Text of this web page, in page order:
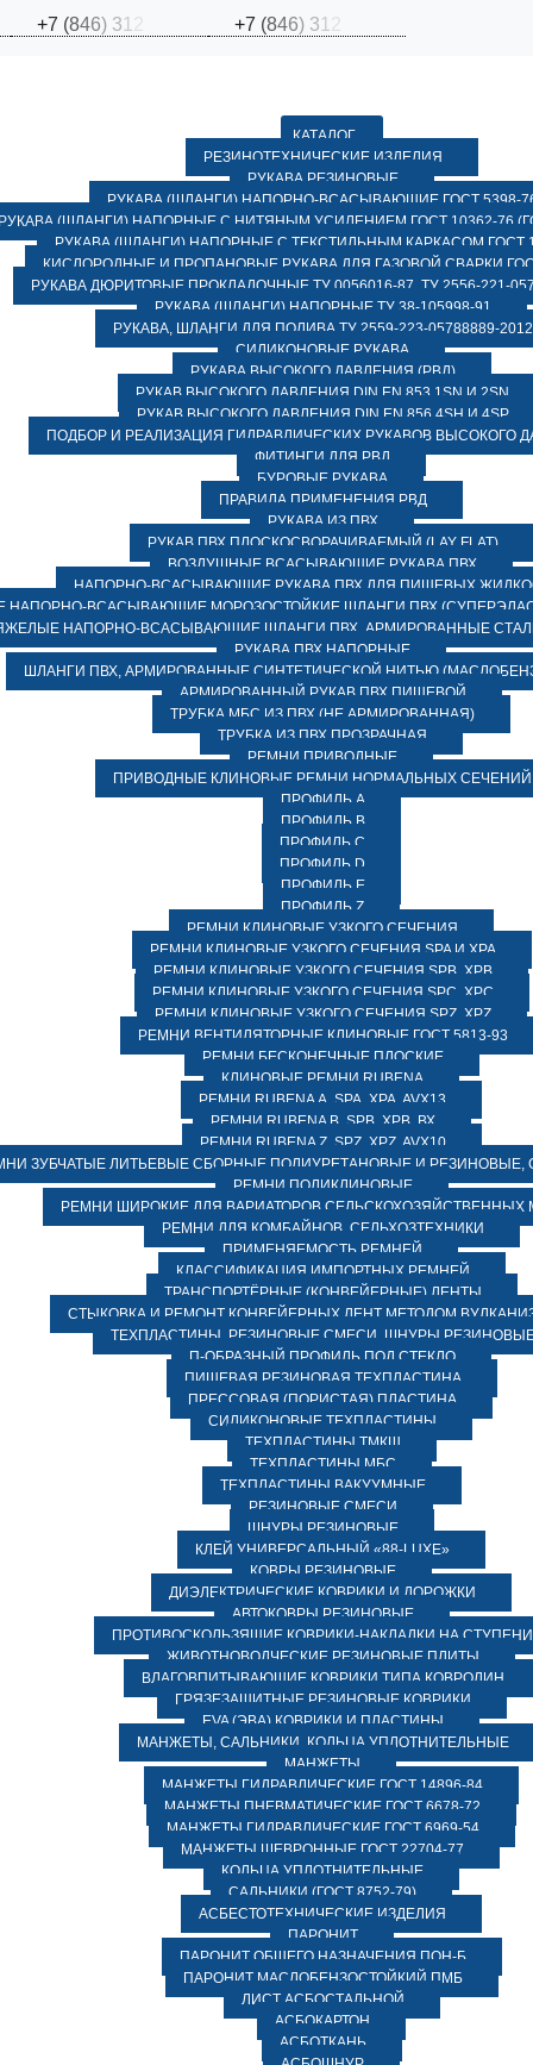
+7 (846) 31 +7 (846) 31
КАТАЛОГ
РЕЗИНОТЕХНИЧЕСКИЕ ИЗДЕЛИЯ
РУКАВА РЕЗИНОВЫЕ
РУКАВА (ШЛАНГИ) НАПОРНО-ВСАСЫВАЮЩИЕ ГОСТ 5398-
(ШЛАНГИ) НАПОРНЫЕ С НИТЯНЫМ УСИЛЕНИЕМ ГОСТ 10362-76
РУКАВА (ШЛАНГИ) НАПОРНЫЕ С ТЕКСТИЛЬНЫМ КАРКАСОМ ГОСТ
КИСЛОРОДНЫЕ И ПРОПАНОВЫЕ РУКАВА ДЛЯ ГАЗОВОЙ СВАРКИ
РУКАВА ДЮРИТОВЫЕ ПРОКЛАДОЧНЫЕ ТУ 0056016-87, ТУ 2556-221-
РУКАВА (ШЛАНГИ) НАПОРНЫЕ ТУ 38-105998-91
РУКАВА, ШЛАНГИ ДЛЯ ПОЛИВА ТУ 2559-223-05788889-2012
СИЛИКОНОВЫЕ РУКАВА
РУКАВА ВЫСОКОГО ДАВЛЕНИЯ (РВД)
РУКАВ ВЫСОКОГО ДАВЛЕНИЯ DIN EN 853 1SN И 2SN
РУКАВ ВЫСОКОГО ДАВЛЕНИЯ DIN EN 856 4SH И 4SP
ПОДБОР И РЕАЛИЗАЦИЯ ГИДРАВЛИЧЕСКИХ РУКАВОВ ВЫСОКОГО
ФИТИНГИ ДЛЯ РВД
БУРОВЫЕ РУКАВА
ПРАВИЛА ПРИМЕНЕНИЯ РВД
РУКАВА ИЗ ПВХ
РУКАВ ПВХ ПЛОСКОСВОРАЧИВАЕМЫЙ (LAY FLAT)
ВОЗДУШНЫЕ ВСАСЫВАЮЩИЕ РУКАВА ПВХ
НАПОРНО-ВСАСЫВАЮЩИЕ РУКАВА ПВХ ДЛЯ ПИЩЕВЫХ
НАПОРНО-ВСАСЫВАЮЩИЕ МОРОЗОСТОЙКИЕ ШЛАНГИ ПВХ
НАПОРНО-ВСАСЫВАЮЩИЕ ШЛАНГИ ПВХ, АРМИРОВАННЫЕ
РУКАВА ПВХ НАПОРНЫЕ
ШЛАНГИ ПВХ, АРМИРОВАННЫЕ СИНТЕТИЧЕСКОЙ НИТЬЮ
АРМИРОВАННЫЙ РУКАВ ПВХ ПИЩЕВОЙ
ТРУБКА МБС ИЗ ПВХ (НЕ АРМИРОВАННАЯ)
ТРУБКА ИЗ ПВХ ПРОЗРАЧНАЯ
РЕМНИ ПРИВОДНЫЕ
ПРИВОДНЫЕ КЛИНОВЫЕ РЕМНИ НОРМАЛЬНЫХ СЕЧЕНИЙ
ПРОФИЛЬ A
ПРОФИЛЬ B
ПРОФИЛЬ C
ПРОФИЛЬ D
ПРОФИЛЬ E
ПРОФИЛЬ Z
РЕМНИ КЛИНОВЫЕ УЗКОГО СЕЧЕНИЯ
РЕМНИ КЛИНОВЫЕ УЗКОГО СЕЧЕНИЯ SPA И XPA
РЕМНИ КЛИНОВЫЕ УЗКОГО СЕЧЕНИЯ SPB, XPB
РЕМНИ КЛИНОВЫЕ УЗКОГО СЕЧЕНИЯ SPC, XPC
РЕМНИ КЛИНОВЫЕ УЗКОГО СЕЧЕНИЯ SPZ, XPZ
РЕМНИ ВЕНТИЛЯТОРНЫЕ КЛИНОВЫЕ ГОСТ 5813-93
РЕМНИ БЕСКОНЕЧНЫЕ ПЛОСКИЕ
КЛИНОВЫЕ РЕМНИ RUBENA
РЕМНИ RUBENA А, SPA, XPA, AVX13
РЕМНИ RUBENA В, SPВ, ХPВ, ВХ
РЕМНИ RUBENA Z, SPZ, XPZ, AVX10
ЗУБЧАТЫЕ ЛИТЬЕВЫЕ СБОРНЫЕ ПОЛИУРЕТАНОВЫЕ И РЕЗИНОВЫЕ,
РЕМНИ ПОЛИКЛИНОВЫЕ
РЕМНИ ШИРОКИЕ ДЛЯ ВАРИАТОРОВ СЕЛЬСКОХОЗЯЙСТВЕННЫХ
РЕМНИ ДЛЯ КОМБАЙНОВ, СЕЛЬХОЗТЕХНИКИ
ПРИМЕНЯЕМОСТЬ РЕМНЕЙ
КЛАССИФИКАЦИЯ ИМПОРТНЫХ РЕМНЕЙ
ТРАНСПОРТЁРНЫЕ (КОНВЕЙЕРНЫЕ) ЛЕНТЫ
СТЫКОВКА И РЕМОНТ КОНВЕЙЕРНЫХ ЛЕНТ МЕТОДОМ
ТЕХПЛАСТИНЫ, РЕЗИНОВЫЕ СМЕСИ, ШНУРЫ
П-ОБРАЗНЫЙ ПРОФИЛЬ ПОД СТЕКЛО
ПИЩЕВАЯ РЕЗИНОВАЯ ТЕХПЛАСТИНА
ПРЕССОВАЯ (ПОРИСТАЯ) ПЛАСТИНА
СИЛИКОНОВЫЕ ТЕХПЛАСТИНЫ
ТЕХПЛАСТИНЫ ТМКЩ
ТЕХПЛАСТИНЫ МБС
ТЕХПЛАСТИНЫ ВАКУУМНЫЕ
РЕЗИНОВЫЕ СМЕСИ
ШНУРЫ РЕЗИНОВЫЕ
КЛЕЙ УНИВЕРСАЛЬНЫЙ «88-LUXE»
КОВРЫ РЕЗИНОВЫЕ
ДИЭЛЕКТРИЧЕСКИЕ КОВРИКИ И ДОРОЖКИ
АВТОКОВРЫ РЕЗИНОВЫЕ
ПРОТИВОСКОЛЬЗЯЩИЕ КОВРИКИ-НАКЛАДКИ НА СТУПЕНИ
ЖИВОТНОВОДЧЕСКИЕ РЕЗИНОВЫЕ ПЛИТЫ
ВЛАГОВПИТЫВАЮЩИЕ КОВРИКИ ТИПА КОВРОЛИН
ГРЯЗЕЗАЩИТНЫЕ РЕЗИНОВЫЕ КОВРИКИ
EVA (ЭВА) КОВРИКИ И ПЛАСТИНЫ
МАНЖЕТЫ, САЛЬНИКИ, КОЛЬЦА УПЛОТНИТЕЛЬНЫЕ
МАНЖЕТЫ
МАНЖЕТЫ ГИДРАВЛИЧЕСКИЕ ГОСТ 14896-84
МАНЖЕТЫ ПНЕВМАТИЧЕСКИЕ ГОСТ 6678-72
МАНЖЕТЫ ГИДРАВЛИЧЕСКИЕ ГОСТ 6969-54
МАНЖЕТЫ ШЕВРОННЫЕ ГОСТ 22704-77
КОЛЬЦА УПЛОТНИТЕЛЬНЫЕ
САЛЬНИКИ (ГОСТ 8752-79)
АСБЕСТОТЕХНИЧЕСКИЕ ИЗДЕЛИЯ
ПАРОНИТ
ПАРОНИТ ОБЩЕГО НАЗНАЧЕНИЯ ПОН-Б
ПАРОНИТ МАСЛОБЕНЗОСТОЙКИЙ ПМБ
ЛИСТ АСБОСТАЛЬНОЙ
АСБОКАРТОН
АСБОТКАНЬ